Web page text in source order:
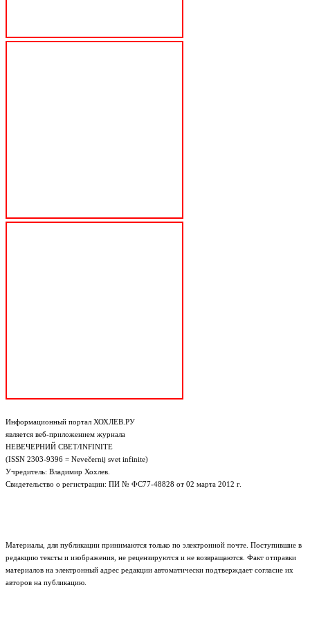
Информационный портал ХОХЛЕВ.РУ
является веб-приложением журнала
НЕВЕЧЕРНИЙ СВЕТ/INFINITE
(ISSN 2303-9396 = Nevečernij svet infinite)
Учредитель: Владимир Хохлев.
Свидетельство о регистрации: ПИ № ФС77-48828 от 02 марта 2012 г.
Материалы, для публикации принимаются только по электронной почте. Поступившие в
редакцию тексты и изображения, не рецензируются и не возвращаются. Факт отправки
материалов на электронный адрес редакции автоматически подтверждает согласие их
авторов на публикацию.